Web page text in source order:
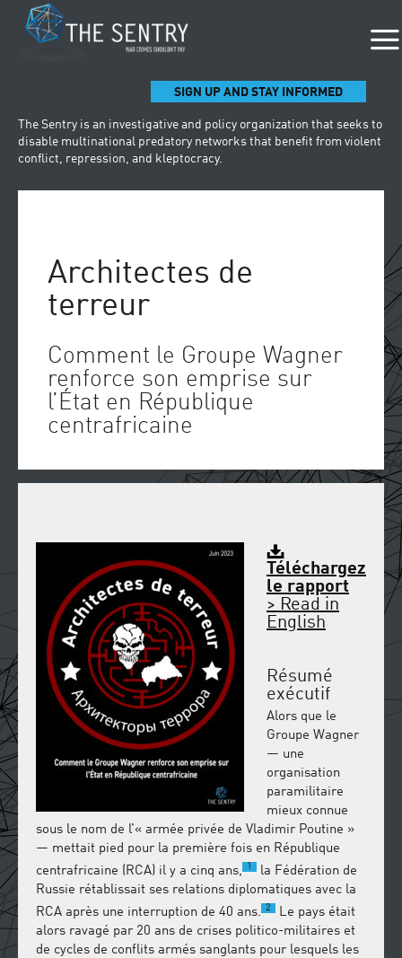
SIGN UP AND STAY INFORMED
The Sentry is an investigative and policy organization that seeks to
disable multinational predatory networks that benefit from violent
conflict, repression, and kleptocracy.
Architectes de
terreur
Comment le Groupe Wagner
renforce son emprise sur
l’État en République
centrafricaine
Téléchargez
le rapport
> Read in
English
Résumé
exécutif
Alors que le
Groupe Wagner
— une
organisation
paramilitaire
mieux connue
sous le nom de l’« armée privée de Vladimir Poutine »
— mettait pied pour la première fois en République
centrafricaine (RCA) il y a cinq ans,
1
la Fédération de
Russie rétablissait ses relations diplomatiques avec la
RCA après une interruption de 40 ans. 2
Le pays était
alors ravagé par 20 ans de crises politico-militaires et
de cycles de conflits armés sanglants pour lesquels les